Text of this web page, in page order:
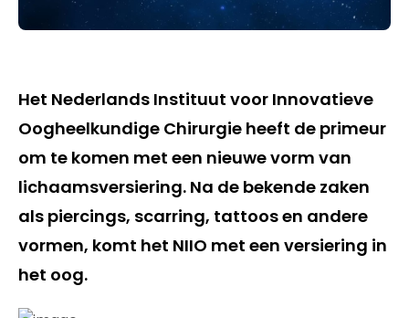
Het Nederlands Instituut voor Innovatieve
Oogheelkundige Chirurgie heeft de primeur
om te komen met een nieuwe vorm van
lichaamsversiering. Na de bekende zaken
als piercings, scarring, tattoos en andere
vormen, komt het NIIO met een versiering in
het oog.